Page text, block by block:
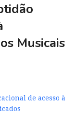
Musicais
de acesso à